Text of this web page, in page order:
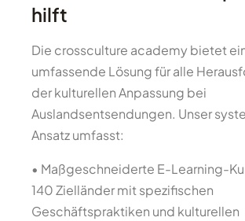
hilft
Die crossculture academy bietet
umfassende Lösung für alle
der kulturellen Anpassung bei
Auslandsentsendungen. Unser
Ansatz umfasst:
• Maßgeschneiderte E-Learning-
140 Zielländer mit spezifischen
Geschäftspraktiken und kulturellen